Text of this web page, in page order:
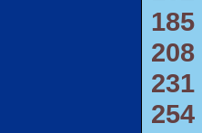
185
208
231
254